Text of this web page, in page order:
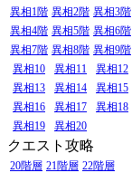
異相1階 異相2階 異相3階
異相4階 異相5階 異相6階
異相7階 異相8階 異相9階
異相10
異相11
異相12
異相13
異相14
異相15
異相16
異相17
異相18
異相19
異相20
クエスト攻略
20階層 21階層 22階層